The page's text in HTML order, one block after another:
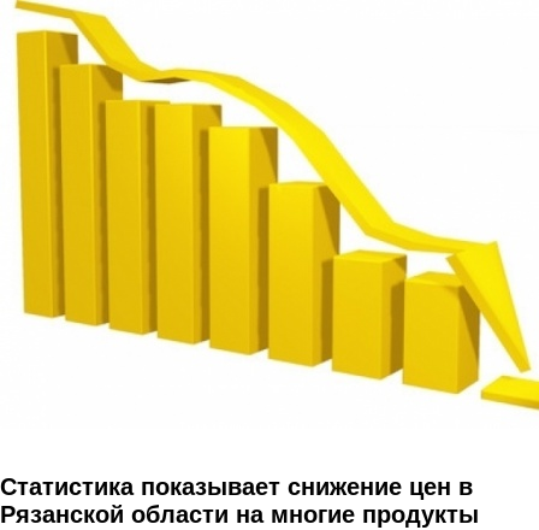
Перейти к основному содержанию
Статистика показывает снижение цен в
Рязанской области на многие продукты